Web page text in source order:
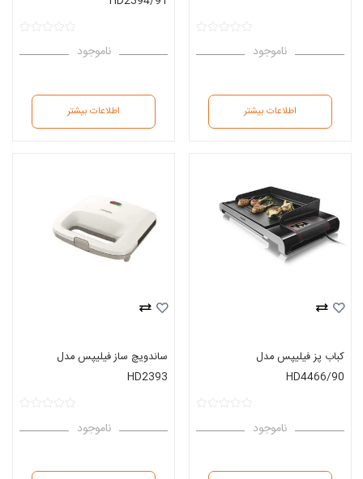
ناموجود
اطلاعات بیشتر
ناموجود
اطلاعات بیشتر
کباب پز فیلیپس مدل
HD4466/90
ناموجود
ساندویچ ساز فیلیپس مدل
HD2393
ناموجود